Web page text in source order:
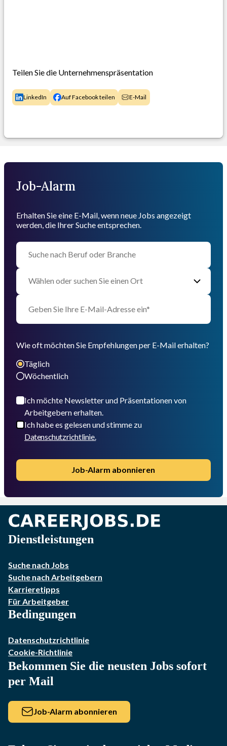
Teilen Sie die Unternehmenspräsentation
LinkedIn Auf Facebook teilen E-Mail
Job-Alarm
Erhalten Sie eine E-Mail, wenn neue Jobs angezeigt
werden, die Ihrer Suche entsprechen.
Wie oft möchten Sie Empfehlungen per E-Mail erhalten?
Täglich
Wöchentlich
Ich möchte Newsletter und Präsentationen von
Arbeitgebern erhalten.
Ich habe es gelesen und stimme zu
Datenschutzrichtlinie.
Job-Alarm abonnieren
Dienstleistungen
Suche nach Jobs
Suche nach Arbeitgebern
Karrieretipps
Für Arbeitgeber
Bedingungen
Datenschutzrichtlinie
Cookie-Richtlinie
Bekommen Sie die neusten Jobs sofort
per Mail
Job-Alarm abonnieren